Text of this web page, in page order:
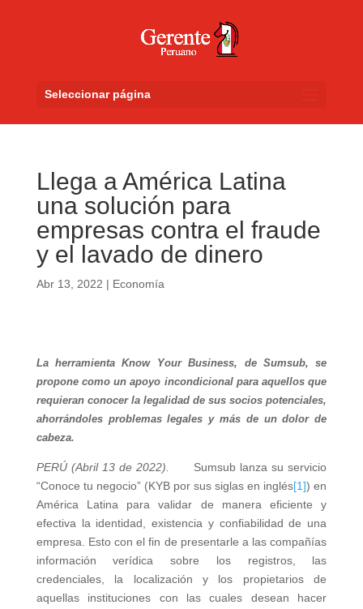
Seleccionar página
Llega a América Latina
una solución para
empresas contra el fraude
y el lavado de dinero
Abr 13, 2022 | Economía
La herramienta Know Your Business, de Sumsub, se
propone como un apoyo incondicional para aquellos que
requieran conocer la legalidad de sus socios potenciales,
ahorrándoles problemas legales y más de un dolor de
cabeza.
PERÚ (Abril 13 de 2022). Sumsub lanza su servicio
“Conoce tu negocio” (KYB por sus siglas en inglés[1]) en
América Latina para validar de manera eficiente y
efectiva la identidad, existencia y confiabilidad de una
empresa. Esto con el fin de presentarle a las compañías
información verídica sobre los registros, las
credenciales, la localización y los propietarios de
aquellas instituciones con las cuales desean hacer